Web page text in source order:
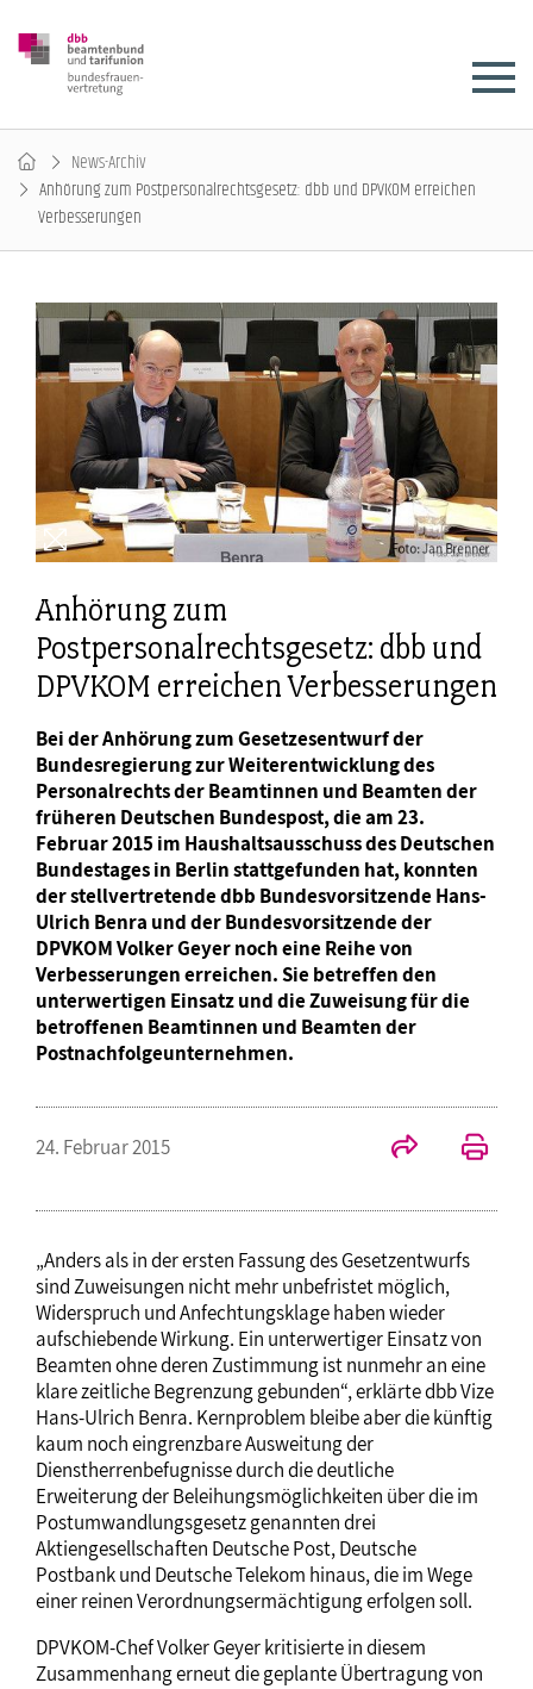
News-Archiv
Anhörung zum Postpersonalrechtsgesetz: dbb und DPVKOM erreichen
Verbesserungen
Anhörung zum
Postpersonalrechtsgesetz: dbb und
DPVKOM erreichen Verbesserungen
Bei der Anhörung zum Gesetzesentwurf der
Bundesregierung zur Weiterentwicklung des
Personalrechts der Beamtinnen und Beamten der
früheren Deutschen Bundespost, die am 23.
Februar 2015 im Haushaltsausschuss des Deutschen
Bundestages in Berlin stattgefunden hat, konnten
der stellvertretende dbb Bundesvorsitzende Hans-
Ulrich Benra und der Bundesvorsitzende der
DPVKOM Volker Geyer noch eine Reihe von
Verbesserungen erreichen. Sie betreffen den
unterwertigen Einsatz und die Zuweisung für die
betroffenen Beamtinnen und Beamten der
Postnachfolgeunternehmen.
24. Februar 2015
„Anders als in der ersten Fassung des Gesetzentwurfs
sind Zuweisungen nicht mehr unbefristet möglich,
Widerspruch und Anfechtungsklage haben wieder
aufschiebende Wirkung. Ein unterwertiger Einsatz von
Beamten ohne deren Zustimmung ist nunmehr an eine
klare zeitliche Begrenzung gebunden“, erklärte dbb Vize
Hans-Ulrich Benra. Kernproblem bleibe aber die künftig
kaum noch eingrenzbare Ausweitung der
Dienstherrenbefugnisse durch die deutliche
Erweiterung der Beleihungsmöglichkeiten über die im
Postumwandlungsgesetz genannten drei
Aktiengesellschaften Deutsche Post, Deutsche
Postbank und Deutsche Telekom hinaus, die im Wege
einer reinen Verordnungsermächtigung erfolgen soll.
DPVKOM-Chef Volker Geyer kritisierte in diesem
Zusammenhang erneut die geplante Übertragung von